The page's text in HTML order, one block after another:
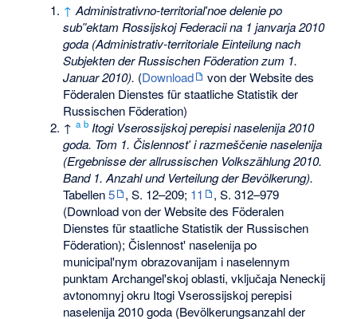
↑ Administrativno-territorialʹnoe delenie po
subʺektam Rossijskoj Federacii na 1 janvarja 2010
goda (Administrativ-territoriale Einteilung nach
Subjekten der Russischen Föderation zum 1.
Januar 2010). (Download
von der Website des
Föderalen Dienstes für staatliche Statistik der
Russischen Föderation)
↑a b Itogi Vserossijskoj perepisi naselenija 2010
goda. Tom 1. Čislennostʹ i razmeščenie naselenija
(Ergebnisse der allrussischen Volkszählung 2010.
Band 1. Anzahl und Verteilung der Bevölkerung).
Tabellen5 , S. 12–209; 11
, S. 312–979
(Download von der Website des Föderalen
Dienstes für staatliche Statistik der Russischen
Föderation); Čislennost' naselenija po
municipal'nym obrazovanijam i naselennym
punktam Archangel'skoj oblasti, vključaja Neneckij
avtonomnyj okru Itogi Vserossijskoj perepisi
naselenija 2010 goda (Bevölkerungsanzahl der